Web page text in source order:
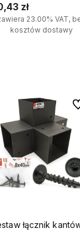
zł
23.00% VAT,
kosztów dostawy
łącznik